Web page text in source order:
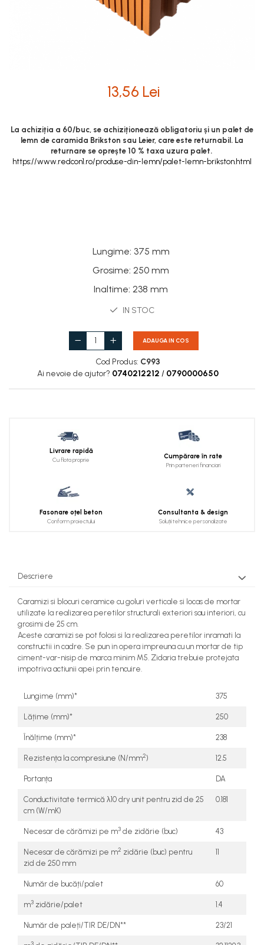
Vata minerala bazaltica
Tevi PVC
Accesorii PVC
Trepte
13,56 Lei
La achiziția a 60/buc, se achiziționează obligatoriu și un palet de
lemn de caramida Brikston sau Leier, care este returnabil. La
returnare se oprește 10 % taxa uzura palet.
https://www.redcon1.ro/produse-din-lemn/palet-lemn-brikston.html
Lungime: 375 mm
Grosime: 250 mm
Inaltime: 238 mm
IN STOC
ADAUGA IN COS
Cod Produs: C993
Ai nevoie de ajutor? 0740212212 / 0790000650
Livrare rapidă
Cu flota proprie
Cumpărare în rate
Prin parteneri financiari
Fasonare oțel beton
Conform proiectului
Consultanta & design
Soluții tehnice personalizate
Descriere
Caramizi si blocuri ceramice cu goluri verticale si locas de mortar
utilizate la realizarea peretilor structurali exteriori sau interiori, cu
grosimi de 25 cm.
Aceste caramizi se pot folosi si la realizarea peretilor inramati la
constructii in cadre. Se pun in opera impreuna cu un mortar de tip
ciment-var-nisip de marca minim M5. Zidaria trebuie protejata
impotriva actiunii apei prin tencuire.
Lungime (mm)* 375
Lățime (mm)* 250
Înălțime (mm)* 238
Rezistența la compresiune (N/mm2) 12.5
Portanța DA
Conductivitate termică λ10 dry unit pentru zid de 25
cm (W/mK)
0.181
Necesar de cărămizi pe m3 de zidărie (buc) 43
Necesar de cărămizi pe m2 zidărie (buc) pentru
zid de 250 mm
11
Număr de bucăți/palet 60
m3 zidărie/palet 1.4
Număr de paleți/TIR DE/DN** 23/21
3